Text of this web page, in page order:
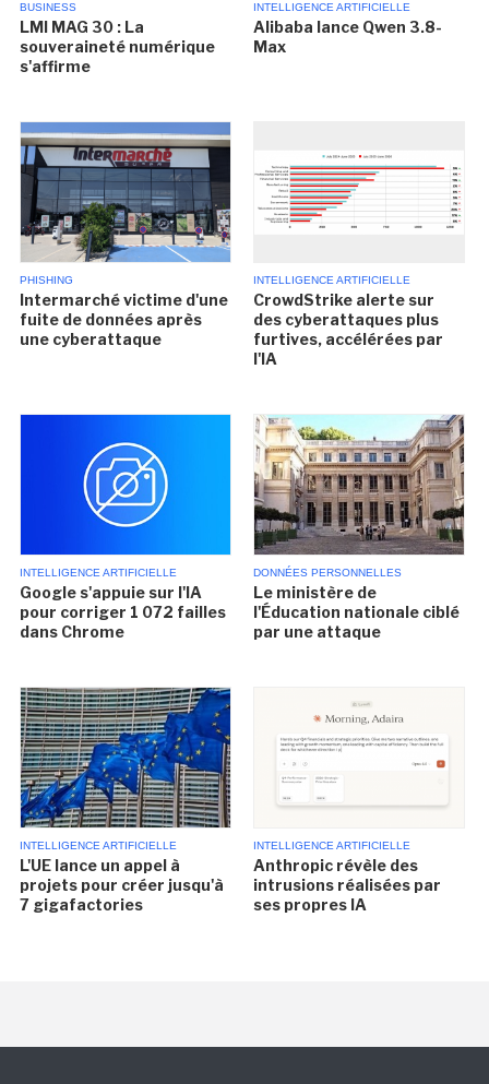
BUSINESS
LMI MAG 30 : La
souveraineté numérique
s'affirme
INTELLIGENCE ARTIFICIELLE
Alibaba lance Qwen 3.8-
Max
PHISHING
Intermarché victime d'une
fuite de données après
une cyberattaque
INTELLIGENCE ARTIFICIELLE
CrowdStrike alerte sur
des cyberattaques plus
furtives, accélérées par
l'IA
INTELLIGENCE ARTIFICIELLE
Google s'appuie sur l'IA
pour corriger 1 072 failles
dans Chrome
DONNÉES PERSONNELLES
Le ministère de
l'Éducation nationale ciblé
par une attaque
INTELLIGENCE ARTIFICIELLE
L'UE lance un appel à
projets pour créer jusqu'à
7 gigafactories
INTELLIGENCE ARTIFICIELLE
Anthropic révèle des
intrusions réalisées par
ses propres IA